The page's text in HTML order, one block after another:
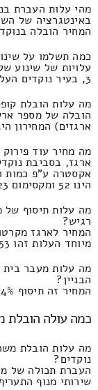
מהי עלות העברת
באינטגרציה של
המחיר הובלה בנוקדים והסביבה
כמה תשלמו על
עלויות של שינוע
3, בעיר נוקדים העלות זהו 6400 ולכל היותר 3000
מה עלות הובלת
ארגזים) המחירון הינו 810 וזה מגיע עד 280 שקלים
מה מחיר עוד פירוק
ארגז, בסביבת
אקסטרה ע"פ כמות
הינו 52 ומקסימום 23 ש"ח.
מה עלות תיסוף של
רגיש?
המחיר לארגז
מיוחד העלות זהו 53 וזה מגיע עד 27 ש"ח.
מה עלות מעבר בית
הבניין?
המחיר זה תיסוף 14% ועד 7%.
כמה עולה הובלת
מה עלות הובלת
נוקדים?
העברת תכולה של
שירותי מנוף התעריף הינו 730 ולכל